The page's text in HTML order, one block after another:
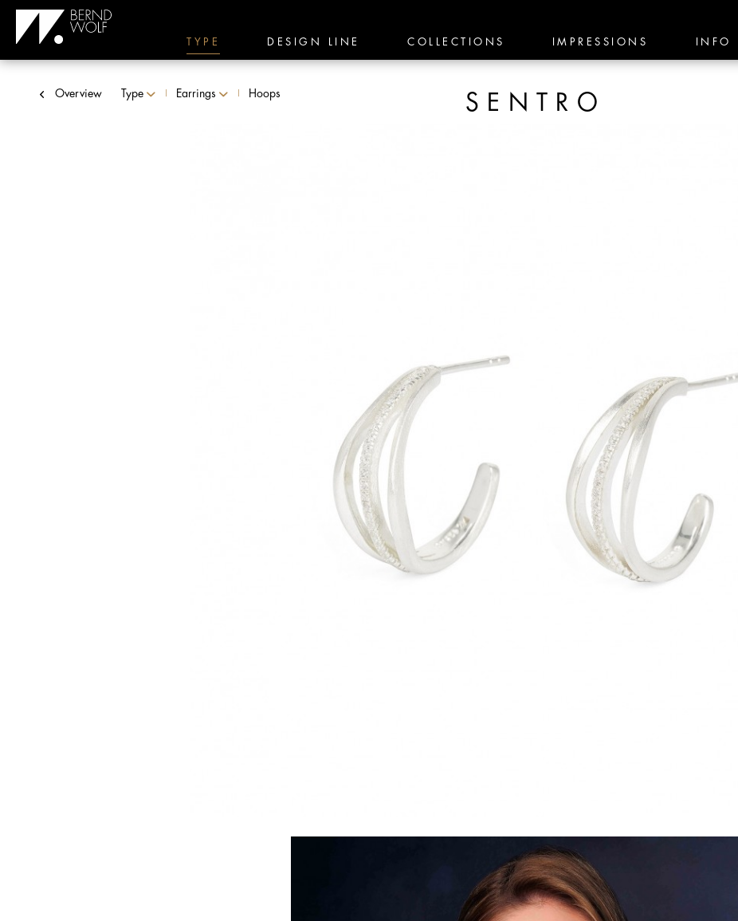
TYPE DESIGN LINE COLLECTIONS IMPRESSIONS INFO
Overview Type Earrings Hoops SENTRO